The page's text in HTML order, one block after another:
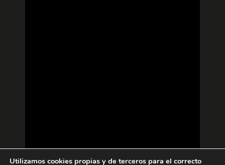
Utilizamos cookies propias y de terceros para el correcto